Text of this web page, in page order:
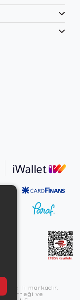
tescilli markadır.
Derneği ve